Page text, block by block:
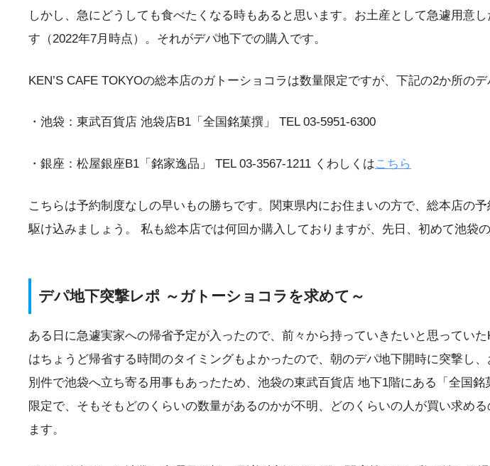
しかし、急にどうしても食べたくなる時もあると思います。お土産として急遽用意
す（2022年7月時点）。それがデパ地下での購入です。
KEN’S CAFE TOKYOの総本店のガトーショコラは数量限定ですが、下記の2か所の
・池袋：東武百貨店 池袋店B1「全国銘菓撰」 TEL 03-5951-6300
・銀座：松屋銀座B1「銘家逸品」 TEL 03-3567-1211 くわしくはこちら
こちらは予約制度なしの早いもの勝ちです。関東県内にお住まいの方で、総本店の
駆け込みましょう。 私も総本店では何回か購入しておりますが、先日、初めて池袋
デパ地下突撃レポ ～ガトーショコラを求めて～
ある日に急遽実家への帰省予定が入ったので、前々から持っていきたいと思ってい
はちょうど帰省する時間のタイミングもよかったので、朝のデパ地下開時に突撃し
別件で池袋へ立ち寄る用事もあったため、池袋の東武百貨店 地下1階にある「全国
限定で、そもそもどのくらいの数量があるのかが不明、どのくらいの人が買い求め
ます。